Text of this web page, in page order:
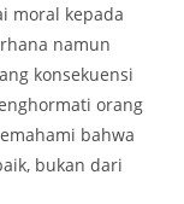
moral kepada
namun
konsekuensi
orang
bahwa
bukan dari